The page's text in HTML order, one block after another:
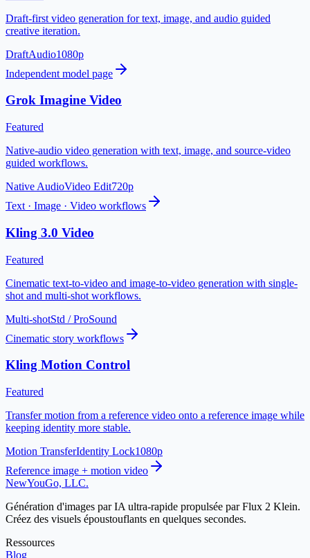
Draft-first video generation for text, image, and audio guided
creative iteration.
DraftAudio1080p
Independent model page
Grok Imagine Video
Featured
Native-audio video generation with text, image, and source-video
guided workflows.
Native AudioVideo Edit720p
Text · Image · Video workflows
Kling 3.0 Video
Featured
Cinematic text-to-video and image-to-video generation with single-
shot and multi-shot workflows.
Multi-shotStd / ProSound
Cinematic story workflows
Kling Motion Control
Featured
Transfer motion from a reference video onto a reference image while
keeping identity more stable.
Motion TransferIdentity Lock1080p
Reference image + motion video
NewYouGo, LLC.
Génération d'images par IA ultra-rapide propulsée par Flux 2 Klein.
Créez des visuels époustouflants en quelques secondes.
Ressources
Blog